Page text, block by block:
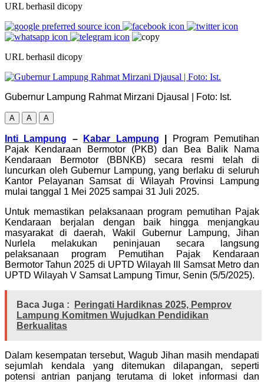
URL berhasil dicopy
URL berhasil dicopy
Gubernur Lampung Rahmat Mirzani Djausal | Foto: Ist.
A A A
Inti Lampung – Kabar Lampung
Program Pemutihan
Pajak Kendaraan Bermotor (PKB) dan Bea Balik Nama
Kendaraan Bermotor (BBNKB) secara resmi telah di
luncurkan oleh Gubernur Lampung, yang berlaku di seluruh
Kantor Pelayanan Samsat di Wilayah Provinsi Lampung
mulai tanggal 1 Mei 2025 sampai 31 Juli 2025.
Untuk memastikan pelaksanaan program pemutihan Pajak
Kendaraan berjalan dengan baik hingga menjangkau
masyarakat di daerah, Wakil Gubernur Lampung, Jihan
Nurlela melakukan peninjauan secara langsung
pelaksanaan program Pemutihan Pajak Kendaraan
Bermotor Tahun 2025 di UPTD Wilayah III Samsat Metro dan
UPTD Wilayah V Samsat Lampung Timur, Senin (5/5/2025).
Baca Juga :
Peringati Hardiknas 2025, Pemprov
Lampung Komitmen Wujudkan Pendidikan
Berkualitas
Dalam kesempatan tersebut, Wagub Jihan masih mendapati
sejumlah kendala yang ditemukan dilapangan, seperti
potensi antrian panjang terutama di loket informasi dan